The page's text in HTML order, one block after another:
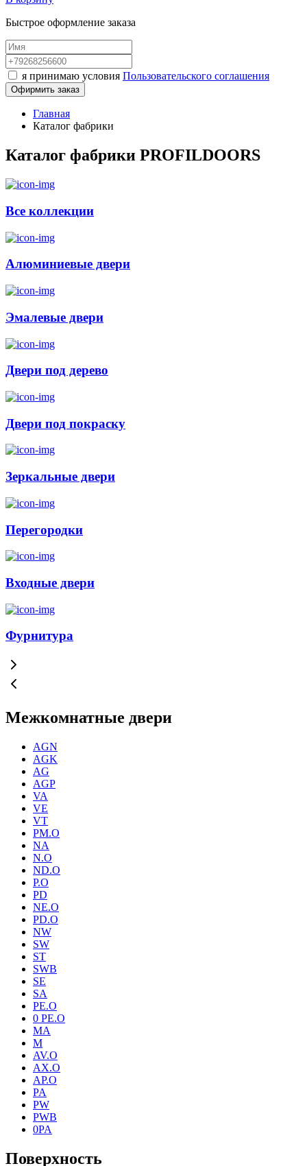
Быстрое оформление заказа
я принимаю условия Пользовательского соглашения
Офирмить заказ
Главная
Каталог фабрики
Каталог фабрики PROFILDOORS
Все коллекции
Алюминиевые двери
Эмалевые двери
Двери под дерево
Двери под покраску
Зеркальные двери
Перегородки
Входные двери
Фурнитура
Межкомнатные двери
AGN
AGK
AG
AGP
VA
VE
VT
PM.O
NA
N.O
ND.O
P.O
PD
NE.O
PD.O
NW
SW
ST
SWB
SE
SA
PE.O
0 PE.O
MA
M
AV.O
AX.O
AP.O
PA
PW
PWB
0PA
Поверхность